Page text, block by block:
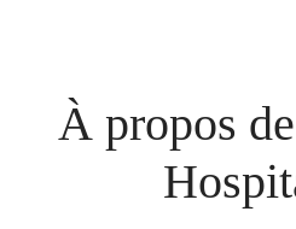
À propos